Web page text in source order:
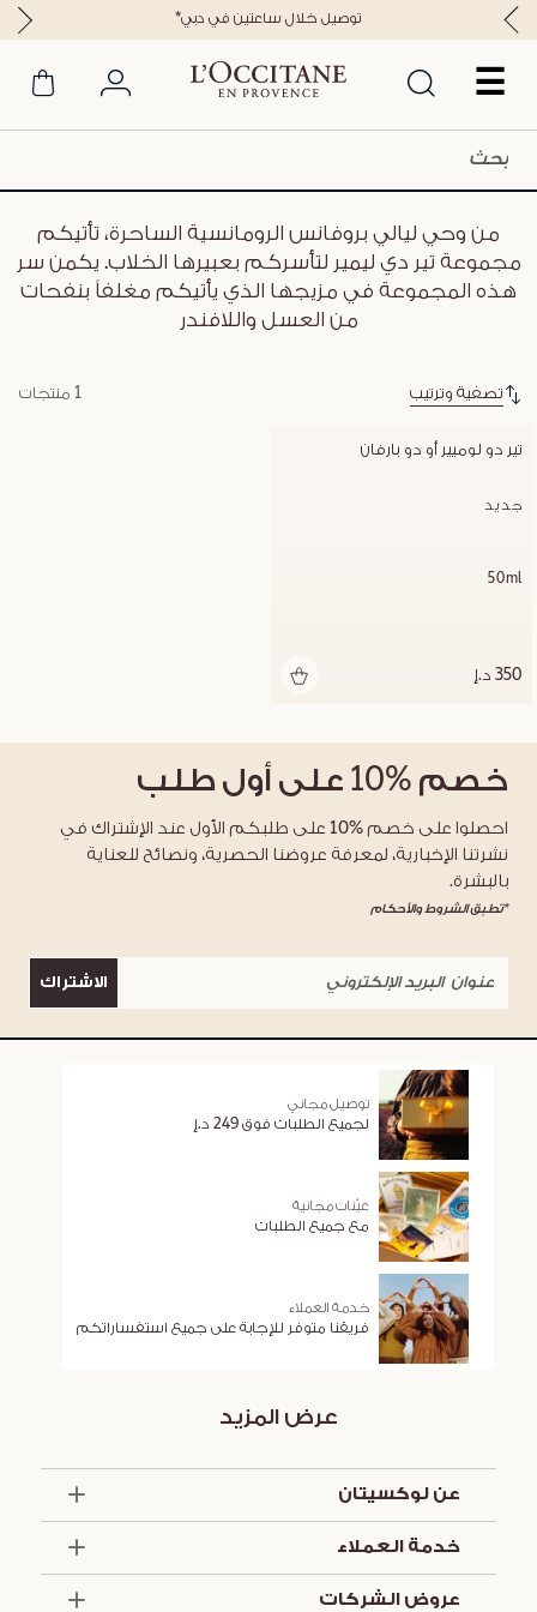
☰
*توصيل خلال ساعتين في دبي
من وحي ليالي بروفانس الرومانسية الساحرة، تأتيكم
مجموعة تير دي ليمير لتأسركم بعبيرها الخلاب. يكمن سر
هذه المجموعة في مزيجها الذي يأتيكم مغلفاً بنفحات
من العسل واللافندر
تصفية وترتيب 1 منتجات
تير دو لوميير أو دو بارفان
جديد
50ml
350 د.إ
خصم %10 على أول طلب
احصلوا على خصم %10 على طلبكم الأول عند الإشتراك في
نشرتنا الإخبارية، لمعرفة عروضنا الحصرية، ونصائح للعناية
بالبشرة.
*تطبق الشروط والأحكام
الاشتراك
توصيل مجاني
لجميع الطلبات فوق 249 د.إ
عيّنات مجانية
مع جميع الطلبات
خدمة العملاء
فريقنا متوفر للإجابة على جميع استفساراتكم
عرض المزيد
عن لوكسيتان
العروض والخدمات
خدمة العملاء
عروض الشركات